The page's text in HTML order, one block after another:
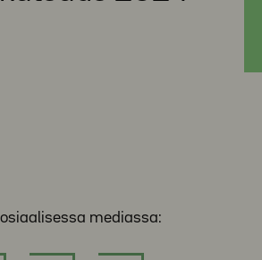
mediassa: